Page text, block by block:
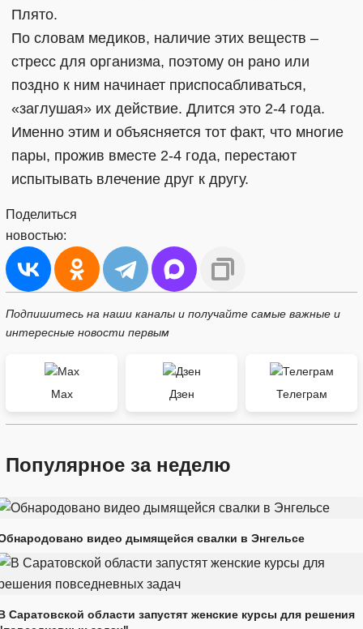
Плято.
По словам медиков, наличие этих веществ –
стресс для организма, поэтому он рано или
поздно к ним начинает приспосабливаться,
«заглушая» их действие. Длится это 2-4 года.
Именно этим и объясняется тот факт, что многие
пары, прожив вместе 2-4 года, перестают
испытывать влечение друг к другу.
Поделиться
новостью:
Подпишитесь на наши каналы и получайте самые важные и
интересные новости первым
Max Дзен Телеграм
Популярное за неделю
видео дымящейся свалки в Энгельсе
Саратовской области запустят женские курсы для решения